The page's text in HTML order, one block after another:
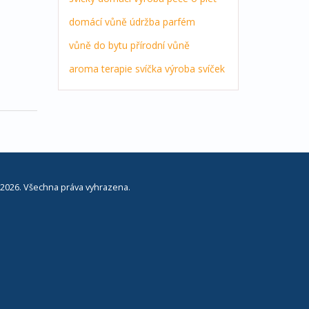
domácí vůně údržba parfém
vůně do bytu přírodní vůně
aroma terapie svíčka výroba svíček
Všechna práva vyhrazena.